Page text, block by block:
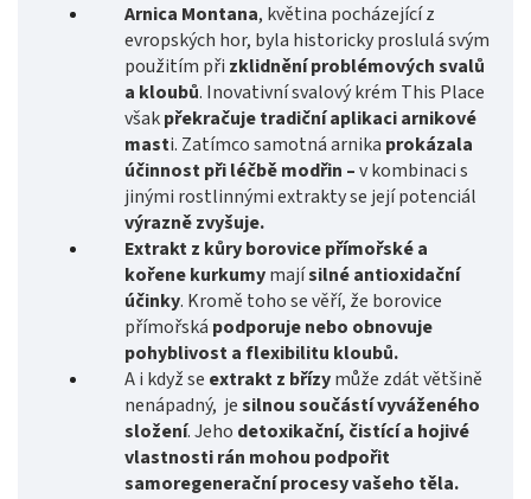
Arnica Montana, květina pocházející z
evropských hor, byla historicky proslulá svým
použitím při zklidnění problémových svalů
a kloubů. Inovativní svalový krém This Place
všakpřekračuje tradiční aplikaci arnikové
masti. Zatímco samotná arnika prokázala
účinnost při léčbě modřin –v kombinaci s
jinými rostlinnými extrakty se její potenciál
výrazně zvyšuje.
Extrakt z kůry borovice přímořské a
kořene kurkumymajísilné antioxidační
účinky. Kromě toho se věří, že borovice
přímořská podporuje nebo obnovuje
pohyblivost a flexibilitu kloubů.
A i když se extrakt z břízymůže zdát většině
nenápadný, jesilnou součástí vyváženého
složení. Jeho detoxikační, čistící a hojivé
vlastnosti rán mohou podpořit
samoregenerační procesy vašeho těla.